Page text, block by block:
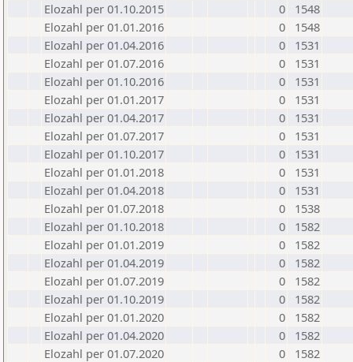
Elozahl per 01.10.2015
0
1548
Elozahl per 01.01.2016
0
1548
Elozahl per 01.04.2016
0
1531
Elozahl per 01.07.2016
0
1531
Elozahl per 01.10.2016
0
1531
Elozahl per 01.01.2017
0
1531
Elozahl per 01.04.2017
0
1531
Elozahl per 01.07.2017
0
1531
Elozahl per 01.10.2017
0
1531
Elozahl per 01.01.2018
0
1531
Elozahl per 01.04.2018
0
1531
Elozahl per 01.07.2018
0
1538
Elozahl per 01.10.2018
0
1582
Elozahl per 01.01.2019
0
1582
Elozahl per 01.04.2019
0
1582
Elozahl per 01.07.2019
0
1582
Elozahl per 01.10.2019
0
1582
Elozahl per 01.01.2020
0
1582
Elozahl per 01.04.2020
0
1582
Elozahl per 01.07.2020
0
1582